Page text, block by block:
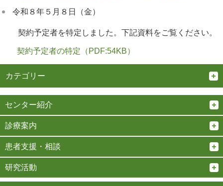
令和８年５月８日（金）
契約予定者を特定しました。下記資料をご覧ください。
契約予定者の特定（PDF:54KB）
カテゴリー
センター紹介
診療案内
患者支援・相談
研究活動